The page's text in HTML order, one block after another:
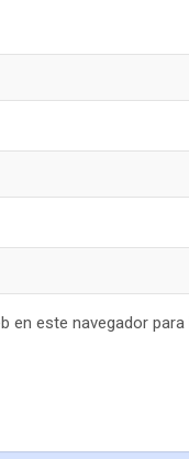
en este navegador